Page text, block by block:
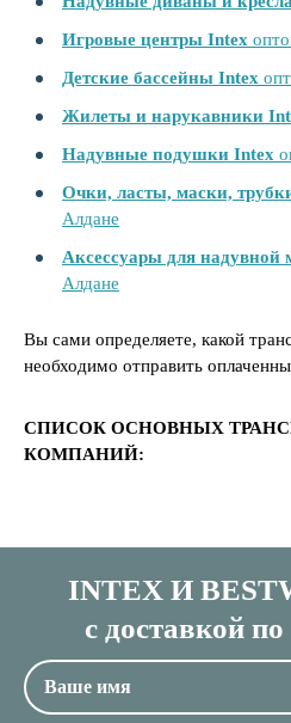
Игровые центры Intex
Детские бассейны Intex
Жилеты и нарукавники
Надувные подушки Intex
Очки, ласты, маски,
Алдане
Аксессуары для надувной
Алдане
Вы сами определяете, какой
необходимо отправить
СПИСОК ОСНОВНЫХ
КОМПАНИЙ:
INTEX И
с доставкой